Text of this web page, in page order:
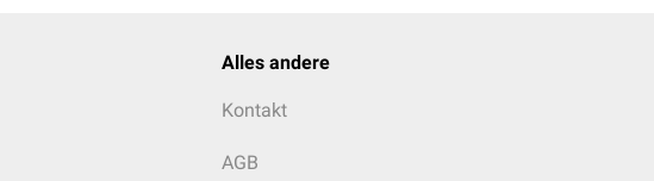
Alles andere
Kontakt
AGB